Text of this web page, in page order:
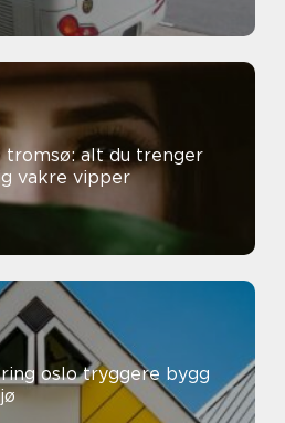
tromsø: alt du trenger
vakre vipper
bygg